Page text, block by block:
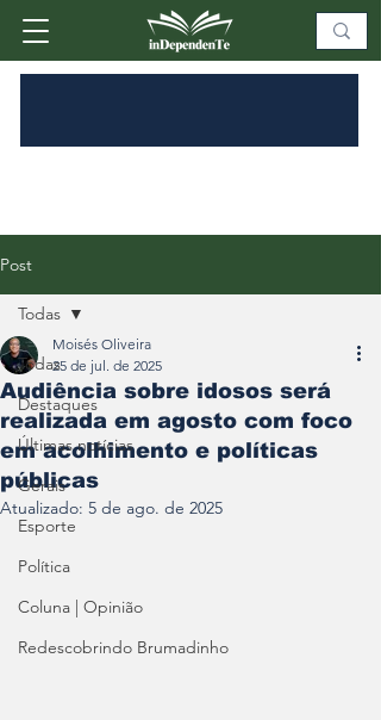
Post
Todas
Destaques
Últimas notícias
Gerais
Esporte
Política
Coluna | Opinião
Redescobrindo Brumadinho
Todas
Audiência sobre idosos será
realizada em agosto com foco
em acolhimento e políticas
públicas
Moisés Oliveira
25 de jul. de 2025
Atualizado: 5 de ago. de 2025